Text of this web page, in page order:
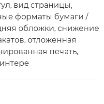
вид страницы,
форматы бумаги /
обложки, снижение
отложенная
печать,